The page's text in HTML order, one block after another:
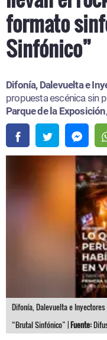
formato
Sinfónico”
Difonía, Dalevuelta e
propuesta escénica sin
Parque de la Exposición
Difonía, Dalevuelta e
“Brutal Sinfónico” |Fuente: